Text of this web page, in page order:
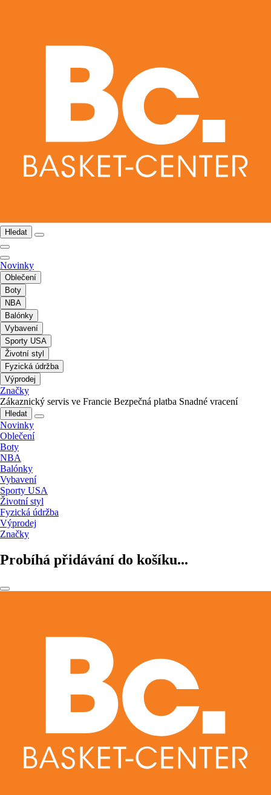
Hledat
Novinky
Oblečení
Boty
NBA
Balónky
Vybavení
Sporty USA
Životní styl
Fyzická údržba
Výprodej
Značky
Zákaznický servis ve Francie Bezpečná platba Snadné vracení
Hledat
Novinky
Oblečení
Boty
NBA
Balónky
Vybavení
Sporty USA
Životní styl
Fyzická údržba
Výprodej
Značky
Probíhá přidávání do košíku...